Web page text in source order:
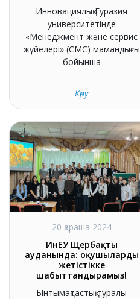
Инновациялық Еуразия
университетінде
«Менеджмент және сервис
жүйелері» (СМС) мамандығы
бойынша
Көру
20 қараша 2024
ИнЕУ Щербақты
ауданында: оқушыларды
жетістікке
шабыттандырамыз!
Ынтымақтастық туралы